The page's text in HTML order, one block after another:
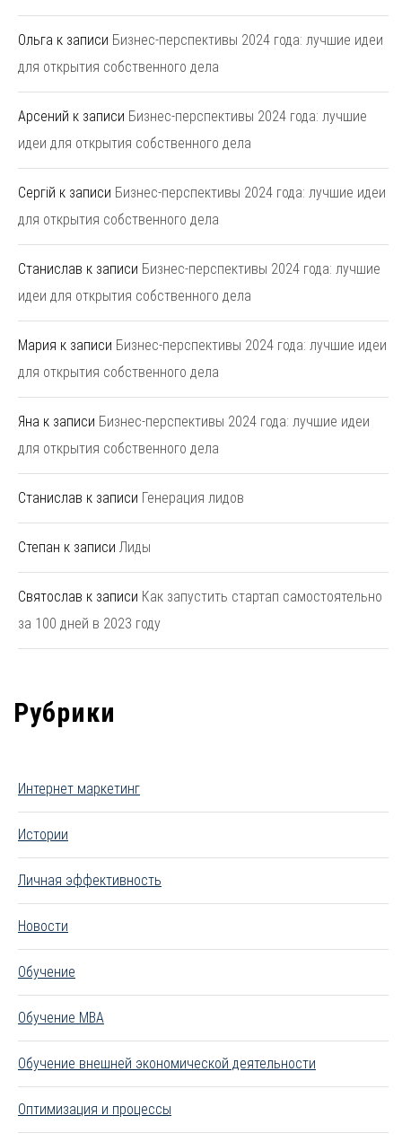
Ольга к записи Бизнес-перспективы 2024 года: лучшие идеи
для открытия собственного дела
Арсений к записи Бизнес-перспективы 2024 года: лучшие
идеи для открытия собственного дела
Сергій к записи Бизнес-перспективы 2024 года: лучшие идеи
для открытия собственного дела
Станислав к записи Бизнес-перспективы 2024 года: лучшие
идеи для открытия собственного дела
Мария к записи Бизнес-перспективы 2024 года: лучшие идеи
для открытия собственного дела
Яна к записи Бизнес-перспективы 2024 года: лучшие идеи
для открытия собственного дела
Станислав к записи Генерация лидов
Степан к записи Лиды
Святослав к записи Как запустить стартап самостоятельно
за 100 дней в 2023 году
Рубрики
Интернет маркетинг
Истории
Личная эффективность
Новости
Обучение
Обучение MBA
Обучение внешней экономической деятельности
Оптимизация и процессы